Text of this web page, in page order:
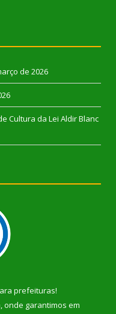
de 2026
Cultura da Lei Aldir Blanc
prefeituras!
onde garantimos em